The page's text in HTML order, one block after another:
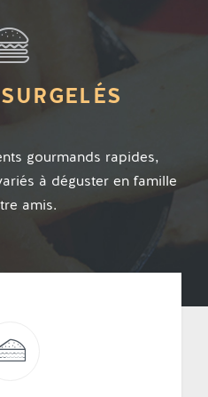
gourmands rapides,
à déguster en famille
amis.